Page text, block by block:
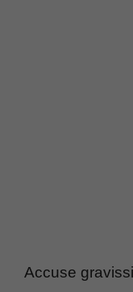
Accuse